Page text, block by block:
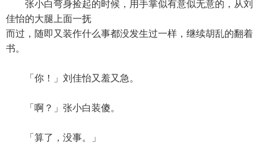
张小白弯身捡起的时候，用手掌似有意似无意的，从刘
佳怡的大腿上面一抚
而过，随即又装作什么事都没发生过一样，继续胡乱的翻着
书。
「你！」刘佳怡又羞又急。
「啊？」张小白装傻。
「算了，没事。」